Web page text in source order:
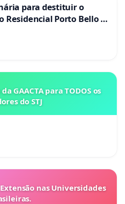
para destituir o
Residencial Porto Bello -
GAACTA para TODOS os
do STJ
nas Universidades